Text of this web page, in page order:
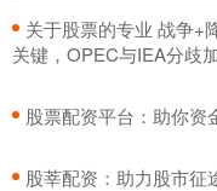
关于股票的专业 战争+
关键，OPEC与IEA分歧
股票配资平台：助你资
股莘配资：助力股市征